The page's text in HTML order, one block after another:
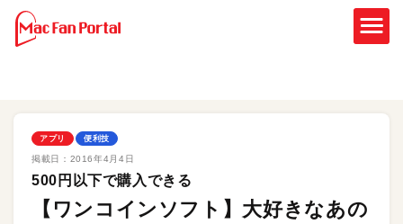
アプリ 便利技
掲載日： 2016年4月4日
500円以下で購入できる
【ワンコインソフト】大好きなあの